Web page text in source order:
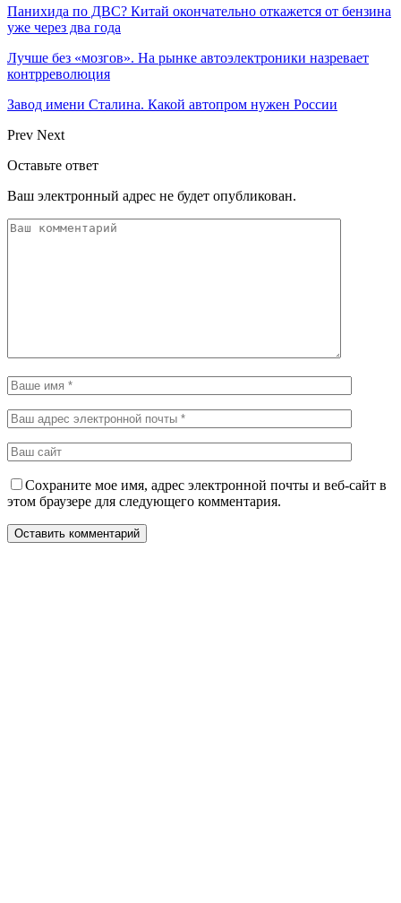
Панихида по ДВС? Китай окончательно откажется от бензина
уже через два года
Лучше без «мозгов». На рынке автоэлектроники назревает
контрреволюция
Завод имени Сталина. Какой автопром нужен России
Prev Next
Оставьте ответ
Ваш электронный адрес не будет опубликован.
Сохраните мое имя, адрес электронной почты и веб-сайт в
этом браузере для следующего комментария.